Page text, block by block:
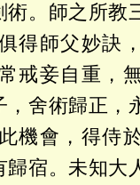
。師之所教
得師父妙訣
戒妾自重，
舍術歸正，
機會，得侍
宿。未知大